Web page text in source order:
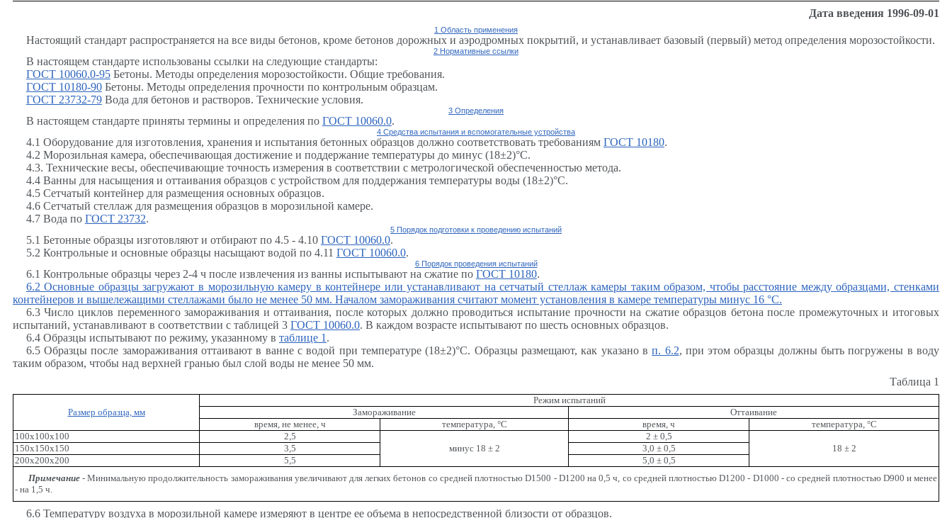
Дата введения 1996-09-01
1 Область применения
Настоящий стандарт распространяется на все виды бетонов, кроме бетонов дорожных и аэродромных покрытий, и устанавливает базовый (первый) метод определения морозостойкости.
2 Нормативные ссылки
В настоящем стандарте использованы ссылки на следующие стандарты:
ГОСТ 10060.0-95Бетоны. Методы определения морозостойкости. Общие требования.
ГОСТ 10180-90Бетоны. Методы определения прочности по контрольным образцам.
ГОСТ 23732-79Вода для бетонов и растворов. Технические условия.
3 Определения
В настоящем стандарте приняты термины и определения по ГОСТ 10060.0.
4 Средства испытания и вспомогательные устройства
4.1 Оборудование для изготовления, хранения и испытания бетонных образцов должно соответствовать требованиям ГОСТ 10180.
4.2 Морозильная камера, обеспечивающая достижение и поддержание температуры до минус (18±2)°С.
4.3. Технические весы, обеспечивающие точность измерения в соответствии с метрологической обеспеченностью метода.
4.4 Ванны для насыщения и оттаивания образцов с устройством для поддержания температуры воды (18±2)°С.
4.5 Сетчатый контейнер для размещения основных образцов.
4.6 Сетчатый стеллаж для размещения образцов в морозильной камере.
4.7 Вода по ГОСТ 23732.
5 Порядок подготовки к проведению испытаний
5.1 Бетонные образцы изготовляют и отбирают по 4.5 - 4.10 ГОСТ 10060.0.
5.2 Контрольные и основные образцы насыщают водой по 4.11 ГОСТ 10060.0.
6 Порядок проведения испытаний
6.1 Контрольные образцы через 2-4 ч после извлечения из ванны испытывают на сжатие по ГОСТ 10180.
6.2 Основные образцы загружают в морозильную камеру в контейнере или устанавливают на сетчатый стеллаж камеры таким образом, чтобы расстояние между образцами, стенками
контейнеров и вышележащими стеллажами было не менее 50 мм. Началом замораживания считают момент установления в камере температуры минус 16 °С.
6.3 Число циклов переменного замораживания и оттаивания, после которых должно проводиться испытание прочности на сжатие образцов бетона после промежуточных и итоговых
испытаний, устанавливают в соответствии с таблицей 3 ГОСТ 10060.0. В каждом возрасте испытывают по шесть основных образцов.
6.4 Образцы испытывают по режиму, указанному в таблице 1 .
6.5 Образцы после замораживания оттаивают в ванне с водой при температуре (18±2)°С. Образцы размещают, как указано вп. 6.2, при этом образцы должны быть погружены в воду
таким образом, чтобы над верхней гранью был слой воды не менее 50 мм.
Таблица 1
Размер образца, мм
Режим испытаний
Замораживание
Оттаивание
время, не менее, ч
температура, °С время, ч температура, °С
100х100х100
2,5
минус 18 ±2
2 ±0,5
18 ±2
150х150х150 3,5 3,0 ±0,5
200х200х200
5,5 5,0 ±0,5
Примечание- Минимальную продолжительность замораживания увеличивают для легких бетонов со средней плотностьюD1500 - D1200 на 0,5 ч, со средней плотностьюD1200 - D1000 - со средней плотностью D900 и менее
- на 1,5 ч.
6.6 Температуру воздуха в морозильной камере измеряют в центре ее объема в непосредственной близости от образцов.